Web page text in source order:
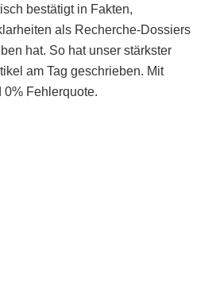
bestätigt in Fakten,
als Recherche-Dossiers
hat. So hat unser stärkster
am Tag geschrieben. Mit
Fehlerquote.